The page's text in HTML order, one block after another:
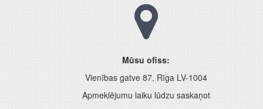
Mūsu ofiss:
Vienības gatve 87, Rīga LV-1004
Apmeklējumu laiku lūdzu saskaņot